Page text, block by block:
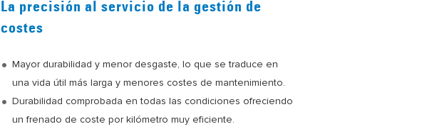
La precisión al servicio de la gestión de
costes
Mayor durabilidad y menor desgaste, lo que se traduce en
una vida útil más larga y menores costes de mantenimiento.
Durabilidad comprobada en todas las condiciones ofreciendo
un frenado de coste por kilómetro muy eficiente.